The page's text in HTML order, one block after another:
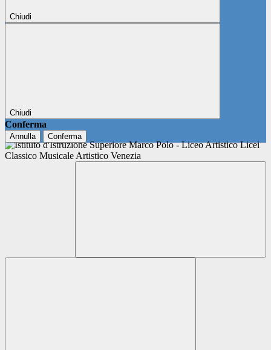
Chiudi
Chiudi
Conferma
Annulla Conferma